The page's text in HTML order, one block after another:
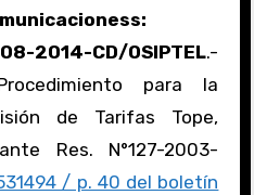
CD/OSIPTEL.-
para la
de Tarifas Tope,
Res. N°127-2003-
/ p. 40 del boletín